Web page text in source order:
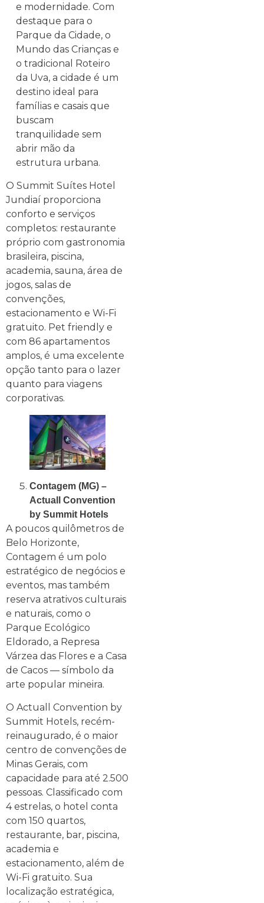
e modernidade. Com
destaque para o
Parque da Cidade, o
Mundo das Crianças e
o tradicional Roteiro
da Uva, a cidade é um
destino ideal para
famílias e casais que
buscam
tranquilidade sem
abrir mão da
estrutura urbana.
O Summit Suítes Hotel
Jundiaí proporciona
conforto e serviços
completos: restaurante
próprio com gastronomia
brasileira, piscina,
academia, sauna, área de
jogos, salas de
convenções,
estacionamento e Wi-Fi
gratuito. Pet friendly e
com 86 apartamentos
amplos, é uma excelente
opção tanto para o lazer
quanto para viagens
corporativas.
Contagem (MG) –
Actuall Convention
by Summit Hotels
A poucos quilômetros de
Belo Horizonte,
Contagem é um polo
estratégico de negócios e
eventos, mas também
reserva atrativos culturais
e naturais, como o
Parque Ecológico
Eldorado, a Represa
Várzea das Flores e a Casa
de Cacos — símbolo da
arte popular mineira.
O Actuall Convention by
Summit Hotels, recém-
reinaugurado, é o maior
centro de convenções de
Minas Gerais, com
capacidade para até 2.500
pessoas. Classificado com
4 estrelas, o hotel conta
com 150 quartos,
restaurante, bar, piscina,
academia e
estacionamento, além de
Wi-Fi gratuito. Sua
localização estratégica,